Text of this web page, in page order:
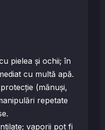
pielea și ochii; în
cu multă apă.
(mănuși,
repetate
vaporii pot fi